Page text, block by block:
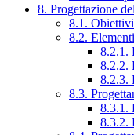
8. Progettazione
8.1.
8.2.
8.2.1.
8.2.2.
8.2.3.
8.3.
8.3.1.
8.3.2.